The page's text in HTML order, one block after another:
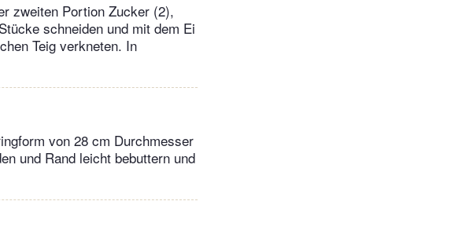
zweiten Portion Zucker (2),
schneiden und mit dem Ei
Teig verkneten. In
von 28 cm Durchmesser
und Rand leicht bebuttern und